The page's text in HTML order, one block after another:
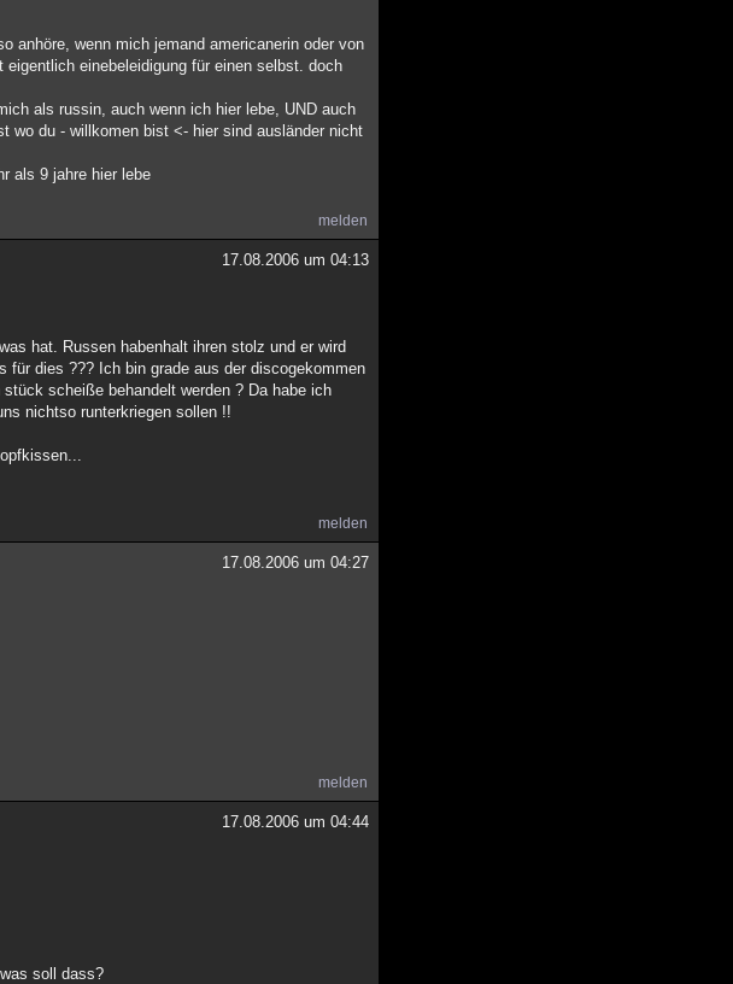
anhöre, wenn mich jemand americanerin oder von
einebeleidigung für einen selbst. doch
als russin, auch wenn ich hier lebe, UND auch
wo du - willkomen bist <- hier sind ausländer nicht
als 9 jahre hier lebe
melden
17.08.2006 um 04:13
hat. Russen habenhalt ihren stolz und er wird
dies ??? Ich bin grade aus der discogekommen
scheiße behandelt werden ? Da habe ich
nichtso runterkriegen sollen !!
melden
17.08.2006 um 04:27
melden
17.08.2006 um 04:44
soll dass?